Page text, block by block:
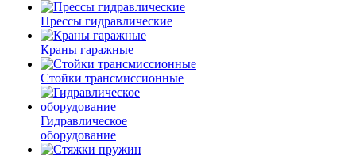
Прессы гидравлические
Краны гаражные
Стойки трансмиссионные
Гидравлическое
оборудование